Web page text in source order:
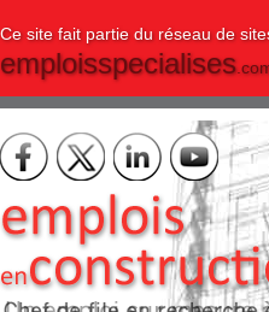
Ce site fait partie du réseau de
emploisspecialises